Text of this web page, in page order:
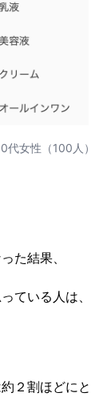
女性（100人）
た結果、
ている人は、
２割ほどにと